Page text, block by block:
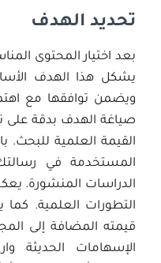
تحديد الهدف
بعد اختيار المحتوى
يشكل هذا الهدف
ويضمن توافقها مع
صياغة الهدف بدقة
القيمة العلمية للبحث.
المستخدمة في
الدراسات المنشورة.
التطورات العلمية. كما
قيمته المضافة إلى
الإسهامات الحديثة